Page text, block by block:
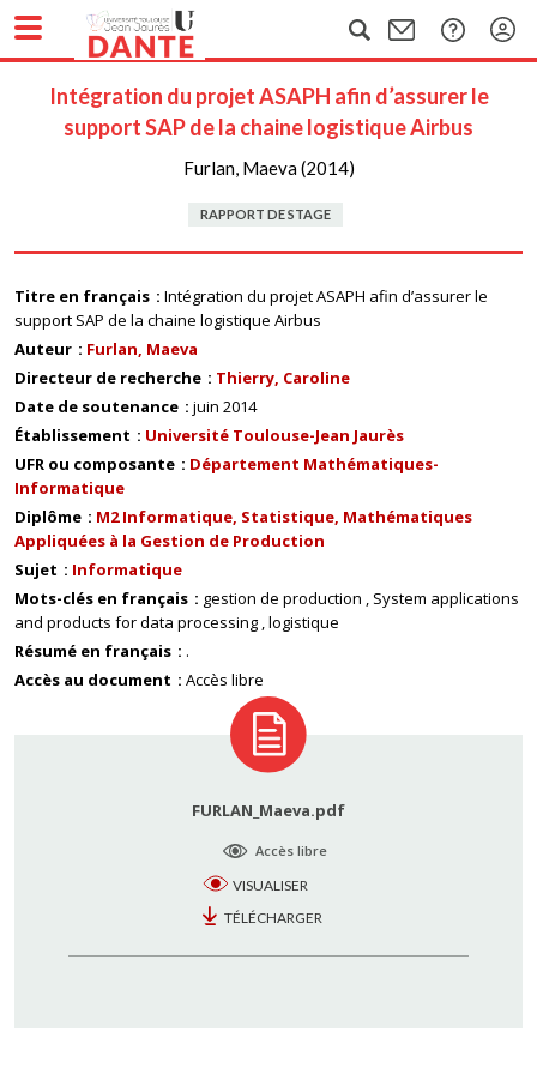
Intégration du projet ASAPH afin d’assurer le
support SAP de la chaine logistique Airbus
Furlan, Maeva (2014)
RAPPORT DE STAGE
Titre en français
Intégration du projet ASAPH afin d’assurer le
support SAP de la chaine logistique Airbus
Auteur
Furlan, Maeva
Directeur de recherche
Thierry, Caroline
Date de soutenance
juin 2014
Établissement
Université Toulouse-Jean Jaurès
UFR ou composante
Département Mathématiques-
Informatique
Diplôme
M2 Informatique, Statistique, Mathématiques
Appliquées à la Gestion de Production
Sujet
Informatique
Mots-clés en français
gestion de production
System applications
and products for data processing logistique
Résumé en français
.
Accès au document
Accès libre
FURLAN_Maeva.pdf
Accès libre
VISUALISER
TÉLÉCHARGER